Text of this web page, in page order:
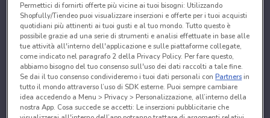
Permettici di fornirti offerte più vicine ai tuoi bisogni: Utilizzando
Shopfully/Tiendeo puoi visualizzare inserzioni e offerte per i tuoi acquisti
quotidiani più attinenti ai tuoi gusti e al tuo mondo. Tutto questo è
possibile grazie ad una serie di strumenti e analisi effettuate in base alle
tue attività all'interno dell'applicazione e sulle piattaforme collegate,
come indicato nel paragrafo 2 della Privacy Policy. Per fare questo,
abbiamo bisogno del tuo consenso sull'uso dei dati raccolti a tale fine.
Se dai il tuo consenso condivideremo i tuoi dati personali conPartnersin
tutto il mondo attraverso l’uso di SDK esterne. Puoi sempre cambiare
idea accedendo a Menu > Privacy > Personalizzazione, all’interno della
nostra App. Cosa succede se accetti: Le inserzioni pubblicitarie che